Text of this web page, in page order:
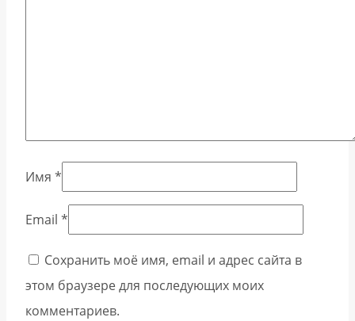
Имя *
Email *
Сохранить моё имя, email и адрес сайта в
этом браузере для последующих моих
комментариев.